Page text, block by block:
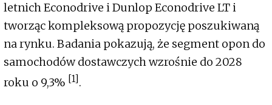
letnich Econodrive i Dunlop Econodrive LT i
tworząc kompleksową propozycję poszukiwaną
na rynku. Badania pokazują, że segment opon do
samochodów dostawczych wzrośnie do 2028
roku o 9,3% [1].